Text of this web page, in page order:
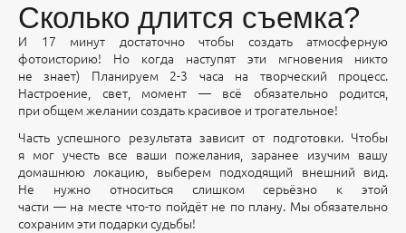
Сколько длится съемка?
И 17 минут достаточно чтобы создать атмосферную
фотоисторию! Но когда наступят эти мгновения никто
не знает) Планируем 2-3 часа на творческий процесс.
Настроение, свет, момент — всё обязательно родится,
при общем желании создать красивое и трогательное!
Часть успешного результата зависит от подготовки. Чтобы
я мог учесть все ваши пожелания, заранее изучим вашу
домашнюю локацию, выберем подходящий внешний вид.
Не нужно относиться слишком серьёзно к этой
части — на месте что-то пойдёт не по плану. Мы обязательно
сохраним эти подарки судьбы!